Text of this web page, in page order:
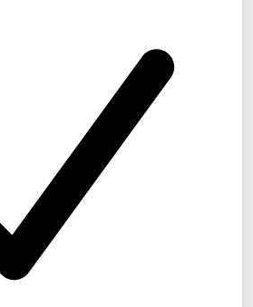
zu unseren
täglich frisch auf